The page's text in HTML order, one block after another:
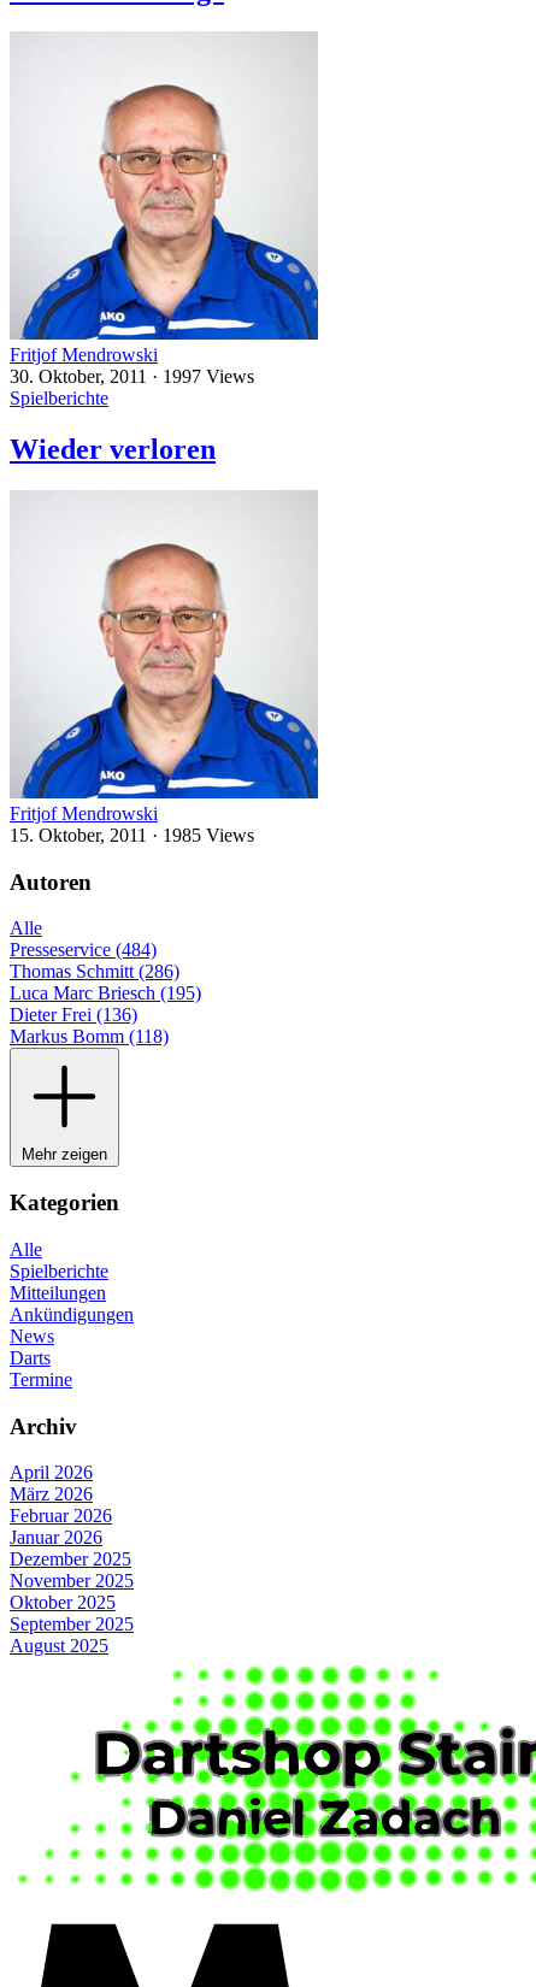
Fritjof Mendrowski
30. Oktober, 2011 · 1997 Views
Spielberichte
Wieder verloren
Fritjof Mendrowski
15. Oktober, 2011 · 1985 Views
Autoren
Alle
Presseservice (484)
Thomas Schmitt (286)
Luca Marc Briesch (195)
Dieter Frei (136)
Markus Bomm (118)
Mehr zeigen
Kategorien
Alle
Spielberichte
Mitteilungen
Ankündigungen
News
Darts
Termine
Archiv
April 2026
März 2026
Februar 2026
Januar 2026
Dezember 2025
November 2025
Oktober 2025
September 2025
August 2025